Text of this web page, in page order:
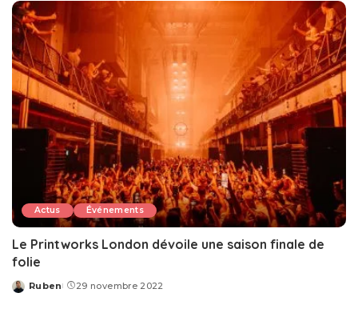
Actus Événements
Le Printworks London dévoile une saison finale de
folie
Posted
Ruben 29 novembre 2022